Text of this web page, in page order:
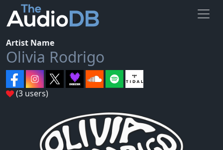
Artist Name
Olivia Rodrigo
(3 users)